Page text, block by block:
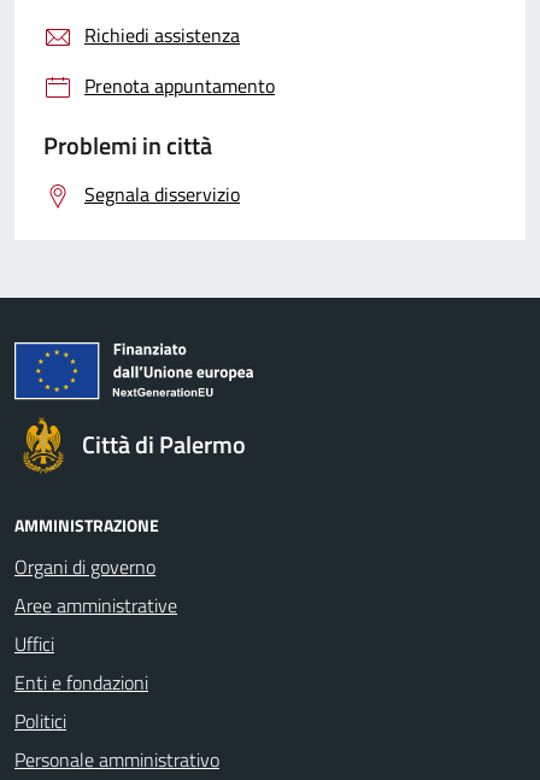
Richiedi assistenza
Prenota appuntamento
Problemi in città
Segnala disservizio
Città di Palermo
AMMINISTRAZIONE
Organi di governo
Aree amministrative
Uffici
Enti e fondazioni
Politici
Personale amministrativo